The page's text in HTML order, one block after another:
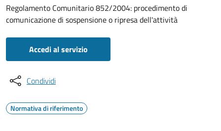
Regolamento Comunitario 852/2004: procedimento di
comunicazione di sospensione o ripresa dell'attività
Accedi al servizio
Condividi
Normativa di riferimento